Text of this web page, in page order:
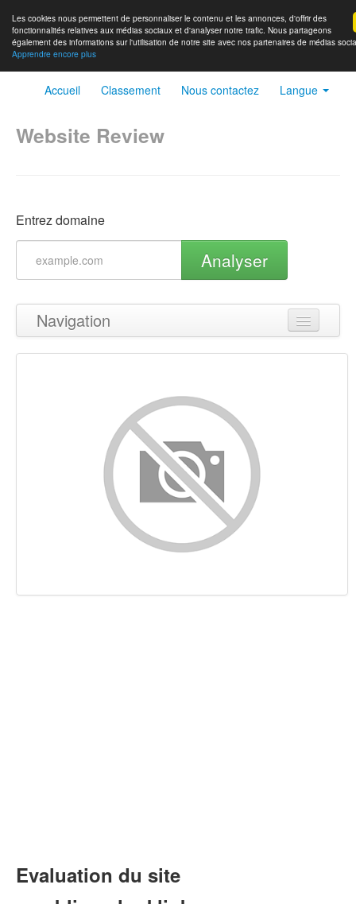
Les cookies nous permettent de personnaliser le contenu et les annonces, d'offrir des
fonctionnalités relatives aux médias sociaux et d'analyser notre trafic. Nous partageons
également des informations sur l'utilisation de notre site avec nos partenaires de médias
Apprendre encore plus
Accueil Classement Nous contactez Langue
Website Review
Entrez domaine
Analyser
Navigation
Haut de page
Mots-clefs
Ergonomie
Document
Evaluation du site